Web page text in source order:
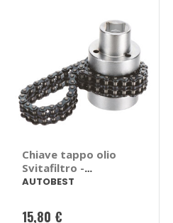
Chiave tappo olio
Svitafiltro -
AUTOBEST
AUTOBEST
15,80 €